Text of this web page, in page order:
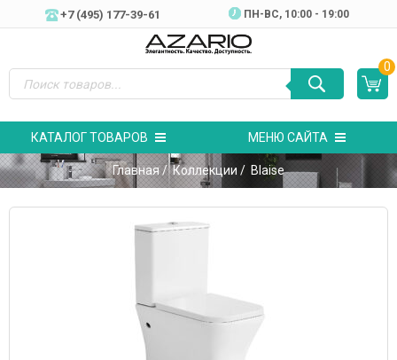
+7 (495) 177-39-61 ПН-ВC, 10:00 - 19:00
0
КАТАЛОГ ТОВАРОВ МЕНЮ САЙТА
Главная/Коллекции / Blaise